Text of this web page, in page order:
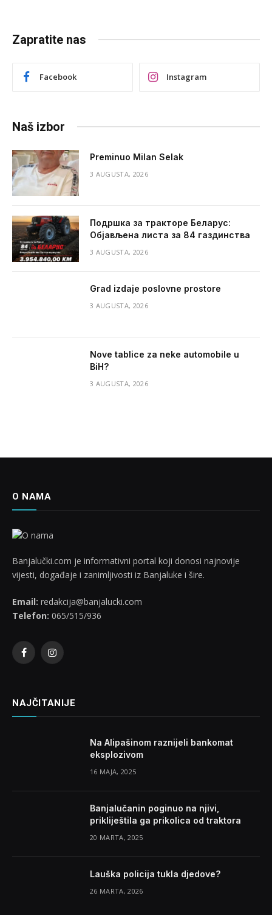
Zapratite nas
Facebook Instagram
Naš izbor
Preminuo Milan Selak
3 AUGUSTA, 2026
Подршка за тракторе Беларус:
Објављена листа за 84 газдинства
3 AUGUSTA, 2026
Grad izdaje poslovne prostore
3 AUGUSTA, 2026
Nove tablice za neke automobile u
BiH?
3 AUGUSTA, 2026
O NAMA
Banjalučki.com je informativni portal koji donosi najnovije
vijesti, događaje i zanimljivosti iz Banjaluke i šire.
Email: redakcija@banjalucki.com
Telefon: 065/515/936
FacebookInstagram
NAJČITANIJE
Na Alipašinom raznijeli bankomat
eksplozivom
16 MAJA, 2025
Banjalučanin poginuo na njivi,
prikliještila ga prikolica od traktora
20 MARTA, 2025
Lauška policija tukla djedove?
26 MARTA, 2026